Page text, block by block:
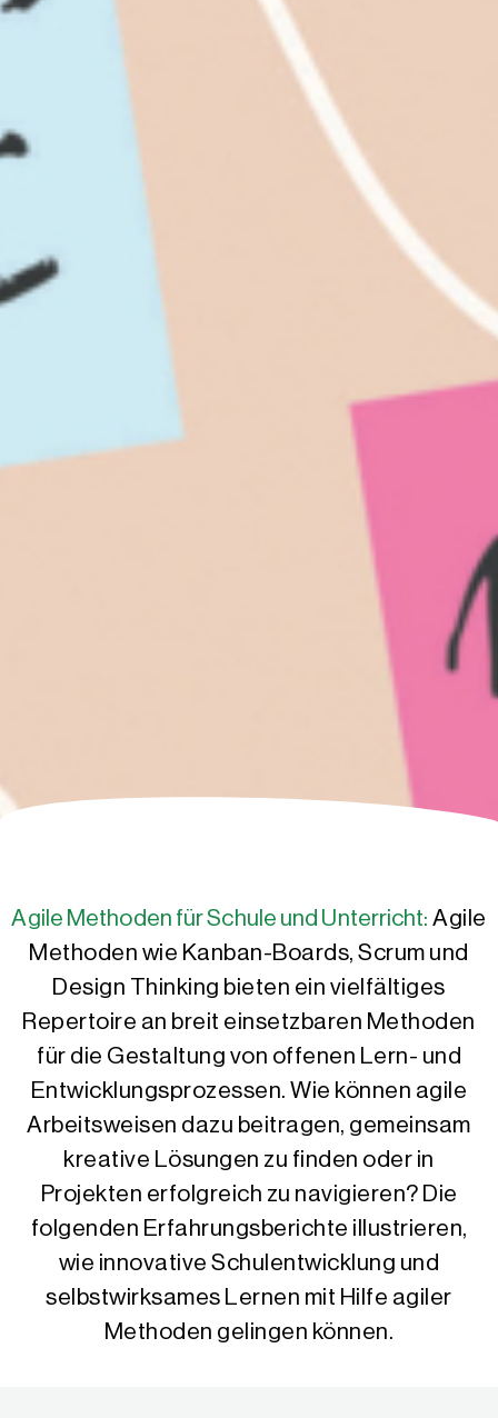
Agile Methoden für Schule und Unterricht: Agile
Methoden wie Kanban-Boards, Scrum und
Design Thinking bieten ein vielfältiges
Repertoire an breit einsetzbaren Methoden
für die Gestaltung von offenen Lern- und
Entwicklungsprozessen. Wie können agile
Arbeitsweisen dazu beitragen, gemeinsam
kreative Lösungen zu finden oder in
Projekten erfolgreich zu navigieren? Die
folgenden Erfahrungsberichte illustrieren,
wie innovative Schulentwicklung und
selbstwirksames Lernen mit Hilfe agiler
Methoden gelingen können.